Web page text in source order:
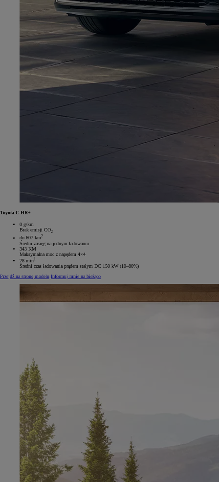
Toyota C-HR+
0 g/km
Brak emisji CO2
do 607 km2
Średni zasięg na jednym ładowaniu
343 KM
Maksymalna moc z napędem 4×4
28 min1
Średni czas ładowania prądem stałym DC 150 kW (10–80%)
Przejdź na stronę modelu Informuj mnie na bieżąco